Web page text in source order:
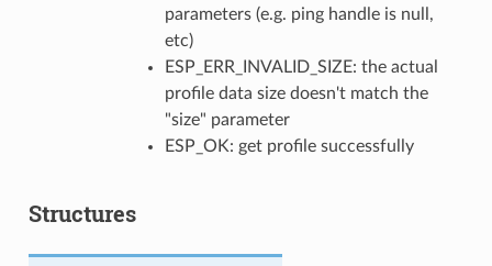
parameters (e.g. ping handle is null,
etc)
ESP_ERR_INVALID_SIZE: the actual
profile data size doesn't match the
"size" parameter
ESP_OK: get profile successfully
Structures